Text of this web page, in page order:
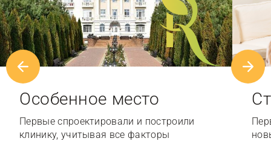
Особенное место
Первые спроектировали и построили
клинику, учитывая все факторы